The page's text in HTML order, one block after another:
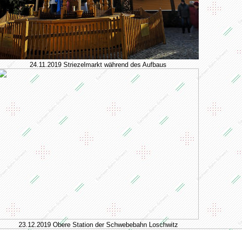
24.11.2019 Striezelmarkt während des Aufbaus
23.12.2019 Obere Station der Schwebebahn Loschwitz